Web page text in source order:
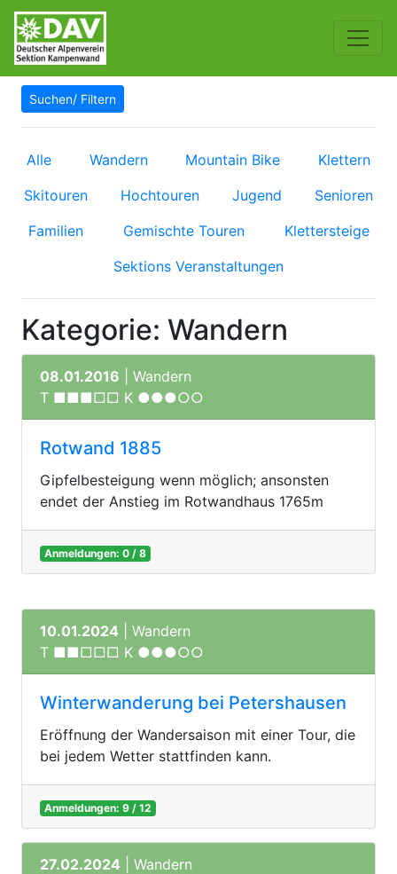
Suchen/ Filtern
Alle Wandern Mountain Bike
Klettern
Skitouren
Hochtouren Jugend
Senioren
Familien
Gemischte Touren
Klettersteige
Sektions Veranstaltungen
Kategorie: Wandern
08.01.2016 | Wandern
T ■■■□□ K ●●●○○
Rotwand 1885
Gipfelbesteigung wenn möglich; ansonsten
endet der Anstieg im Rotwandhaus 1765m
Anmeldungen: 0 / 8
10.01.2024 | Wandern
T ■■□□□ K ●●●○○
Winterwanderung bei Petershausen
Eröffnung der Wandersaison mit einer Tour, die
bei jedem Wetter stattfinden kann.
Anmeldungen: 9 / 12
27.02.2024 | Wandern